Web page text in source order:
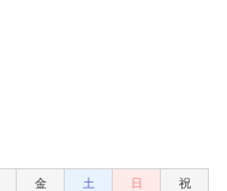
金 土 日 祝